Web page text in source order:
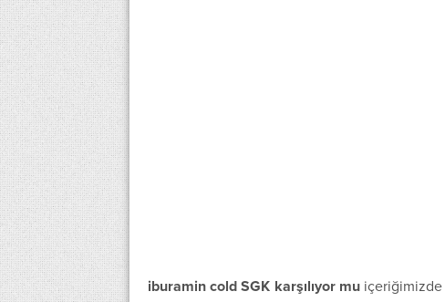
iburamin cold SGK karşılıyor muiçeriğimizde